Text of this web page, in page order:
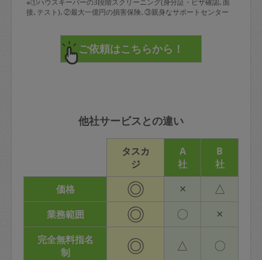
※①ハウスキーパーの3段階スクリーニング(身分証・ビザ確認､面
接､テスト)､②最大一億円の損害保険､③親身なサポートセンター
他社サービスとの違い
タスカ
ジ
A
社
B
社
価格
◎ × △
業務範囲 ◎ 〇 ×
完全無料指名
制
◎ △ 〇